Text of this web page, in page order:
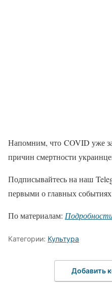
Напомним, что COVID уже
причин смертности
Подписывайтесь на наш
первыми о главных
По материалам:
Категории: Культура
Добавить